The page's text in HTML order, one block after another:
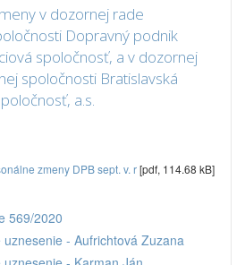
v dozornej rade
Dopravný podnik
spoločnosť, a v dozornej
spoločnosti Bratislavská
a.s.
zmeny DPB sept. v. r[pdf, 114.68 kB]
569/2020
uznesenie - Aufrichtová Zuzana